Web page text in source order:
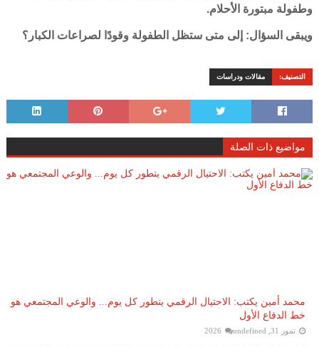
وطفولة مبتورة الأحلام.
ويبقى السؤال: إلى متى ستظل الطفولة وقودًا لصراعات الكبار؟
التصنيف: مقالات ودراسات
مواضيع ذات الصلة
محمد أمين يكتب: الاحتيال الرقمي يتطور كل يوم... والوعي المجتمعي هو
خط الدفاع الأول
تموز 31, 2026 undefined